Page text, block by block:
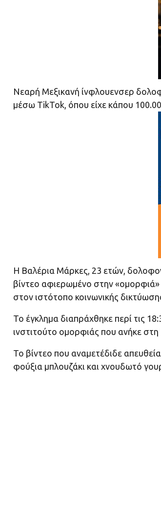
Νεαρή Μεξικανή ίνφλουενσερ
μέσω TikTok, όπου είχε κάπου
Η Βαλέρια Μάρκες, 23 ετών,
βίντεο αφιερωμένο στην
στον ιστότοπο κοινωνικής
Το έγκλημα διαπράχθηκε περί τις
ινστιτούτο ομορφιάς που ανήκε στη
Το βίντεο που αναμετέδιδε
φούξια μπλουζάκι και χνουδωτό